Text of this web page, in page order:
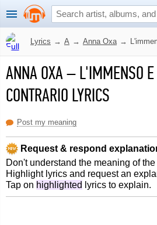
Lyrics → A → Anna Oxa →
ANNA OXA–L'IMMENSO
CONTRARIO LYRICS
Post my meaning
Request & respond
Don't understand the meaning of
Highlight lyrics and request an
Tap on highlighted lyrics to explain.